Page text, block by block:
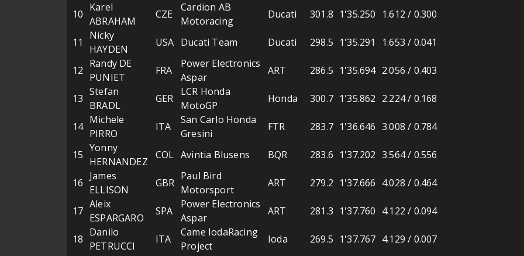
10
Karel
ABRAHAM
CZE
Cardion AB
Motoracing
Ducati 301.8 1'35.250 1.612 / 0.300
11
Nicky
HAYDEN
USA Ducati Team Ducati 298.5 1'35.291 1.653 / 0.041
12
Randy DE
PUNIET
FRA
Power Electronics
Aspar
ART 286.5 1'35.694 2.056 / 0.403
13
Stefan
BRADL
GER
LCR Honda
MotoGP
Honda 300.7 1'35.862 2.224 / 0.168
14
Michele
PIRRO
ITA
San Carlo Honda
Gresini
FTR 283.7 1'36.646 3.008 / 0.784
15
Yonny
HERNANDEZ
COL Avintia Blusens BQR 283.6 1'37.202 3.564 / 0.556
16
James
ELLISON
GBR
Paul Bird
Motorsport
ART 279.2 1'37.666 4.028 / 0.464
17
Aleix
ESPARGARO
SPA
Power Electronics
Aspar
ART 281.3 1'37.760 4.122 / 0.094
18
Danilo
PETRUCCI
ITA
Came IodaRacing
Project
Ioda 269.5 1'37.767 4.129 / 0.007